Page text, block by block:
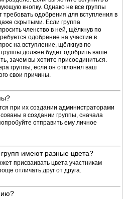
кнопку. Однако не все группы
одобрения для вступления в
скрытыми. Если группа
членство в ней, щёлкнув по
одобрение на участие в
на вступление, щёлкнув по
должен будет одобрить ваше
зачем вы хотите присоединиться.
группы, если он отклонил ваш
свои причины.
при их создании администраторами
в создании группы, сначала
отправить ему личное
имеют разные цвета?
присваивать цвета участникам
отличать друг от друга.